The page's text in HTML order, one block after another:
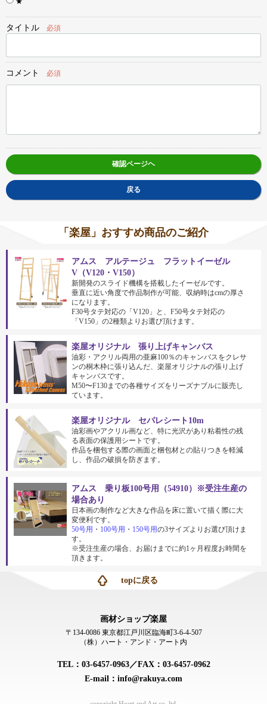
タイトル 必須
コメント 必須
確認ページヘ
戻る
「楽屋」おすすめ商品のご紹介
アムス アルテージュ フラットイーゼル
V（V120・V150）
新開発のスライド機構を搭載したイーゼルです。
垂直に近い角度で作品制作が可能、収納時はcmの厚さ
になります。
F30号タテ対応の「V120」と、F50号タテ対応の
「V150」の2種類よりお選び頂けます。
楽屋オリジナル 張り上げキャンバス
油彩・アクリル両用の亜麻100％のキャンバスをクレサ
ンの桐木枠に張り込んだ、楽屋オリジナルの張り上げ
キャンバスです。
M50〜F130までの各種サイズをリーズナブルに販売し
ています。
楽屋オリジナル セパレシート10m
油彩画やアクリル画など、特に光沢があり粘着性の残
る表面の保護用シートです。
作品を梱包する際の画面と梱包材との貼りつきを軽減
し、作品の破損を防ぎます。
アムス 乗り板100号用（54910）※受注生産の
場合あり
日本画の制作など大きな作品を床に置いて描く際に大
変便利です。
50号用 ・ 100号用 ・ 150号用の3サイズよりお選び頂けま
す。
※受注生産の場合、お届けまでに約1ヶ月程度お時間を
頂きます。
topに戻る
画材ショップ楽屋
〒134-0086 東京都江戸川区臨海町3-6-4-507
（株）ハート・アンド・アート内
TEL：03-6457-0963／FAX：03-6457-0962
E-mail：info@rakuya.com